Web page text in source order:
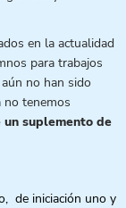
en la actualidad
para trabajos
no han sido
no tenemos
suplemento de
de iniciación uno y